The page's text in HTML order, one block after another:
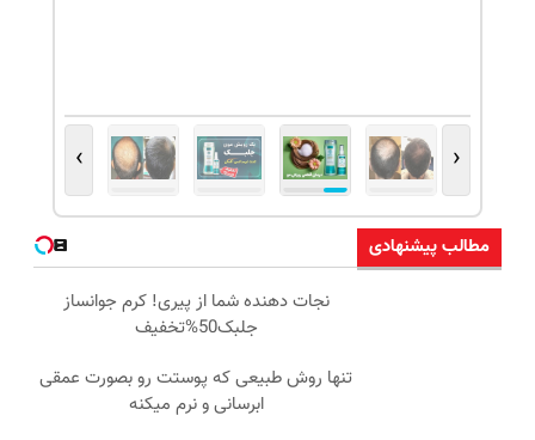
‹
›
مطالب پیشنهادی
نجات دهنده شما از پیری! کرم جوانساز
جلبک50%تخفیف
تنها روش طبیعی که پوستت رو بصورت عمقی
ابرسانی و نرم میکنه